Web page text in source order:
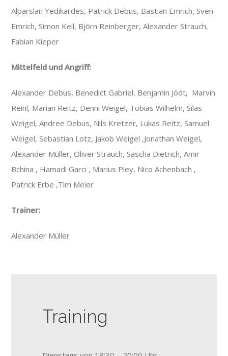
Alparslan Yedikardes, Patrick Debus, Bastian Emrich, Sven
Emrich, Simon Keil, Björn Reinberger, Alexander Strauch,
Fabian Kieper
Mittelfeld und Angriff:
Alexander Debus, Benedict Gabriel, Benjamin Jödt, Marvin
Reinl, Marian Reitz, Denni Weigel, Tobias Wilhelm, Silas
Weigel, Andree Debus, Nils Kretzer, Lukas Reitz, Samuel
Weigel, Sebastian Lotz, Jakob Weigel ,Jonathan Weigel,
Alexander Müller, Oliver Strauch, Sascha Dietrich, Amir
Bchina , Hamadi Garci , Marius Pley, Nico Achenbach ,
Patrick Erbe ,Tim Meier
Trainer:
Alexander Müller
Training